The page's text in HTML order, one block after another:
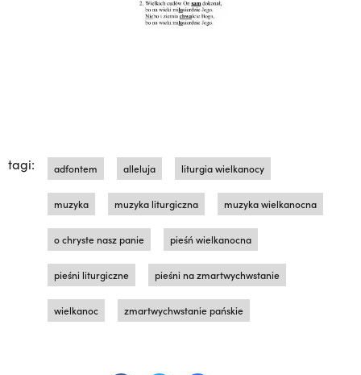
tagi: adfontem alleluja liturgia wielkanocy
muzyka muzyka liturgiczna muzyka wielkanocna
o chryste nasz panie pieśń wielkanocna
pieśni liturgiczne pieśni na zmartwychwstanie
wielkanoc zmartwychwstanie pańskie